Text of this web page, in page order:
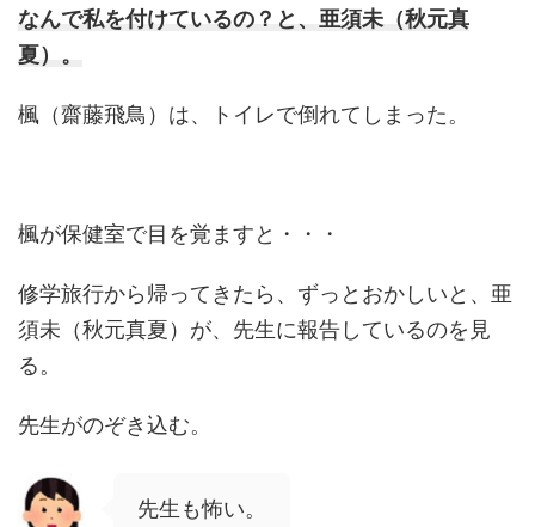
なんで私を付けているの？と、亜須未（秋元真
夏）。
楓（齋藤飛鳥）は、トイレで倒れてしまった。
楓が保健室で目を覚ますと・・・
修学旅行から帰ってきたら、ずっとおかしいと、亜
須未（秋元真夏）が、先生に報告しているのを見
る。
先生がのぞき込む。
先生も怖い。